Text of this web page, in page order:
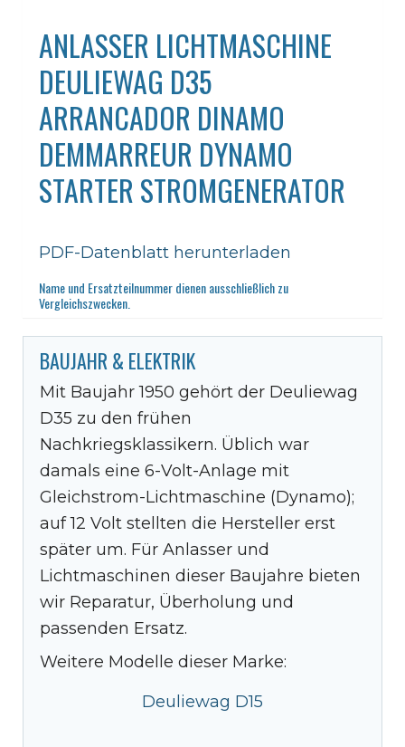
ANLASSER LICHTMASCHINE
DEULIEWAG D35
ARRANCADOR DINAMO
DEMMARREUR DYNAMO
STARTER STROMGENERATOR
PDF-Datenblatt herunterladen
Name und Ersatzteilnummer dienen ausschließlich zu
Vergleichszwecken.
BAUJAHR & ELEKTRIK
Mit Baujahr 1950 gehört der Deuliewag
D35 zu den frühen
Nachkriegsklassikern. Üblich war
damals eine 6-Volt-Anlage mit
Gleichstrom-Lichtmaschine (Dynamo);
auf 12 Volt stellten die Hersteller erst
später um. Für Anlasser und
Lichtmaschinen dieser Baujahre bieten
wir Reparatur, Überholung und
passenden Ersatz.
Weitere Modelle dieser Marke:
Deuliewag D15